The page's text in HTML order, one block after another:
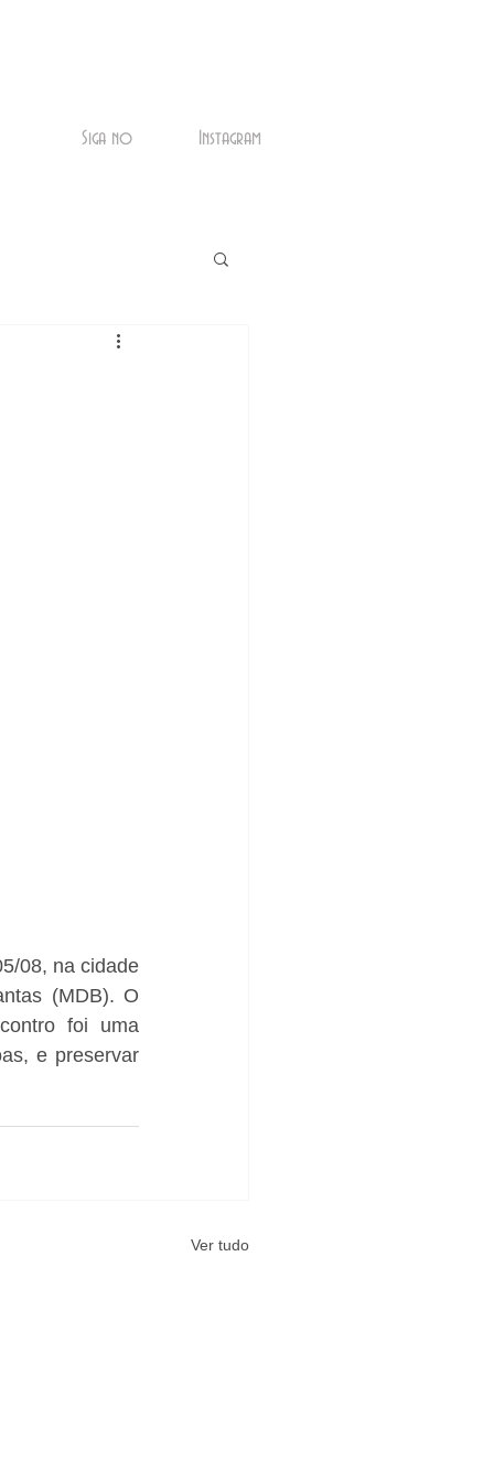
Siga no Instagram
08, na cidade
(MDB). O
foi uma
e preservar
Ver tudo